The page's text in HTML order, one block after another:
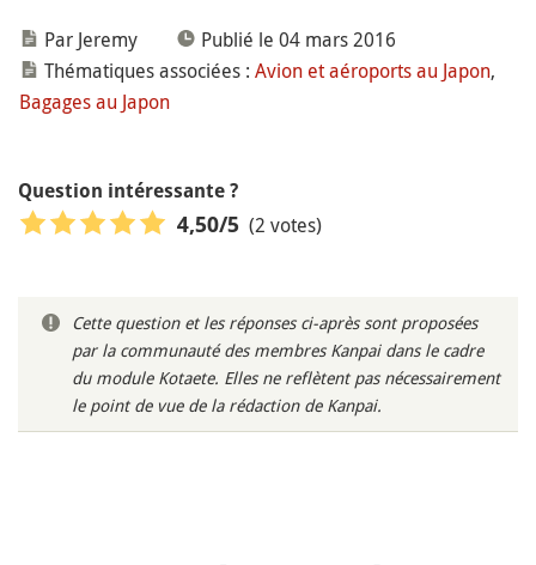
Par Jeremy
Publié le 04 mars 2016
Thématiques associées : Avion et aéroports au Japon,
Bagages au Japon
Question intéressante ?
4,50/5 (2 votes)
Cette question et les réponses ci-après sont proposées
par la communauté des membres Kanpai dans le cadre
du module Kotaete. Elles ne reflètent pas nécessairement
le point de vue de la rédaction de Kanpai.